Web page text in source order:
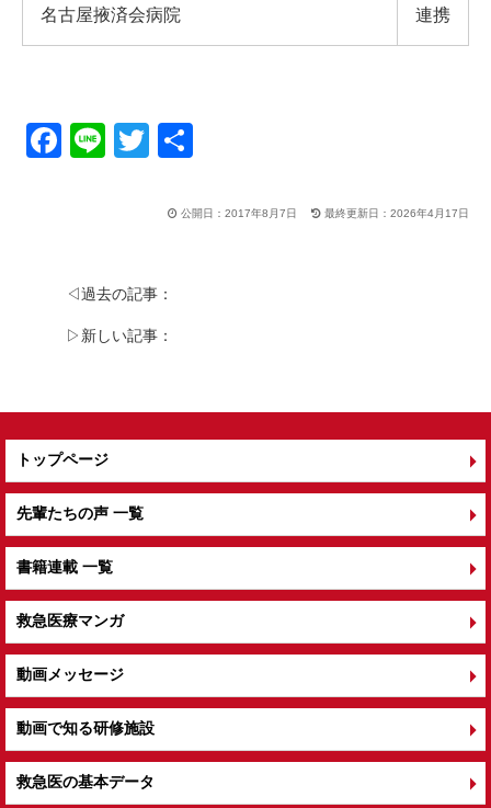
名古屋掖済会病院 連携
F
b
o
Li
T
tt
公開日：2017年8月7日 最終更新日：2026年4月17日
◁過去の記事：
▷新しい記事：
トップページ
先輩たちの声 一覧
書籍連載 一覧
救急医療マンガ
動画メッセージ
動画で知る研修施設
救急医の基本データ